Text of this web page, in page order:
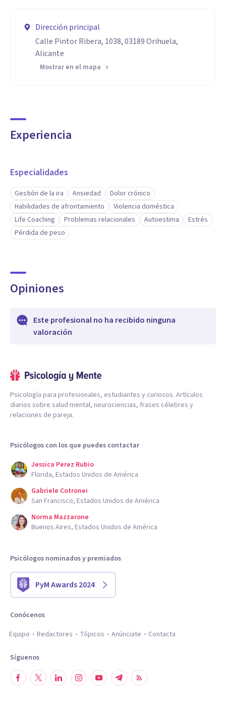
Dirección principal
Calle Pintor Ribera, 1038, 03189 Orihuela,
Alicante
Mostrar en el mapa
Experiencia
Especialidades
Gestión de la ira Ansiedad
Dolor crónico
Habilidades de afrontamiento
Violencia doméstica
Life Coaching
Problemas relacionales Autoestima
Estrés
Pérdida de peso
Opiniones
Este profesional no ha recibido ninguna
valoración
Psicología para profesionales, estudiantes y curiosos. Artículos
diarios sobre salud mental, neurociencias, frases célebres y
relaciones de pareja.
Psicólogos con los que puedes contactar
Jessica Perez Rubio
Florida, Estados Unidos de América
Gabriele Cotronei
San Francisco, Estados Unidos de América
Norma Mazzarone
Buenos Aires, Estados Unidos de América
Psicólogos nominados y premiados
PyM Awards 2024
Conócenos
Equipo
Redactores Tópicos Anúnciate Contacta
Síguenos